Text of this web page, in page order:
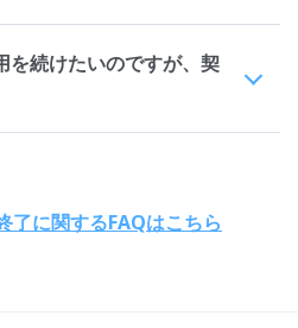
を続けたいのですが、契
了に関するFAQはこちら